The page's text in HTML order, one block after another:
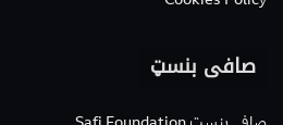
صافی بنسټ